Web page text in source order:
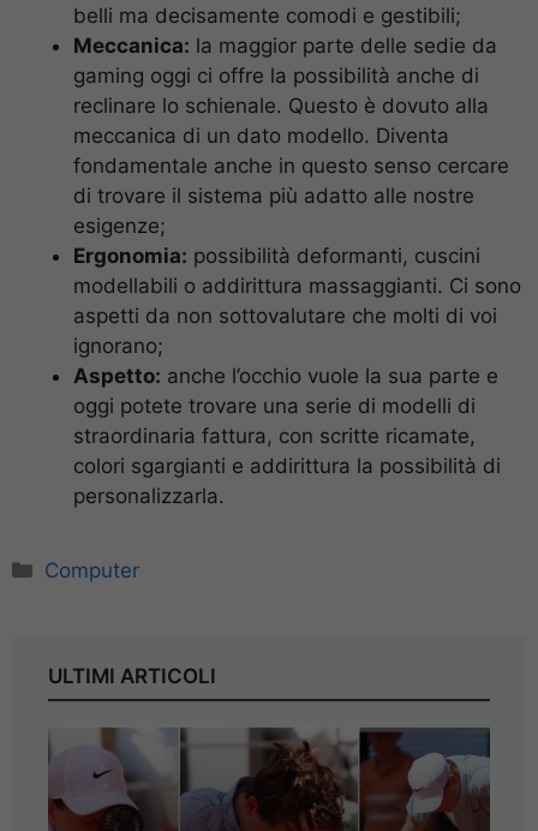
belli ma decisamente comodi e gestibili;
Meccanica: la maggior parte delle sedie da
gaming oggi ci offre la possibilità anche di
reclinare lo schienale. Questo è dovuto alla
meccanica di un dato modello. Diventa
fondamentale anche in questo senso cercare
di trovare il sistema più adatto alle nostre
esigenze;
Ergonomia: possibilità deformanti, cuscini
modellabili o addirittura massaggianti. Ci sono
aspetti da non sottovalutare che molti di voi
ignorano;
Aspetto: anche l’occhio vuole la sua parte e
oggi potete trovare una serie di modelli di
straordinaria fattura, con scritte ricamate,
colori sgargianti e addirittura la possibilità di
personalizzarla.
Categorie
Computer
ULTIMI ARTICOLI